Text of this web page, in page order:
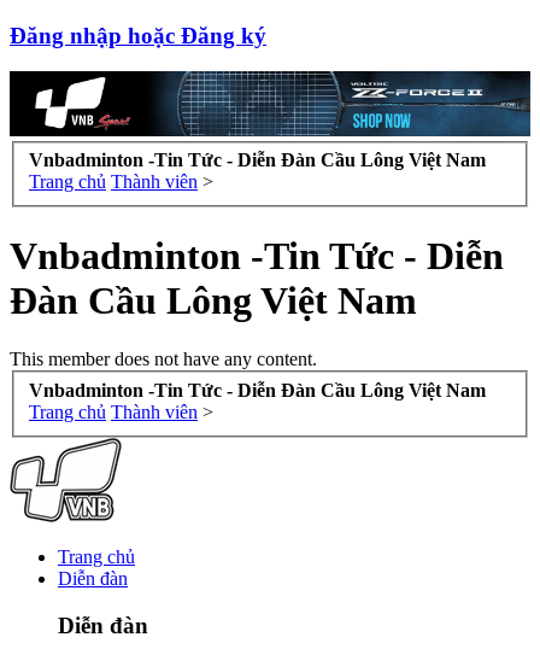
Đăng nhập hoặc Đăng ký
Vnbadminton -Tin Tức - Diễn Đàn Cầu Lông Việt Nam
Trang chủ Thành viên >
Vnbadminton -Tin Tức - Diễn
Đàn Cầu Lông Việt Nam
This member does not have any content.
Vnbadminton -Tin Tức - Diễn Đàn Cầu Lông Việt Nam
Trang chủ Thành viên >
Trang chủ
Diễn đàn
Diễn đàn